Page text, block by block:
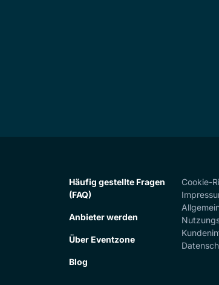
Häufig gestellte Fragen
(FAQ)
Anbieter werden
Über Eventzone
Blog
Cookie-